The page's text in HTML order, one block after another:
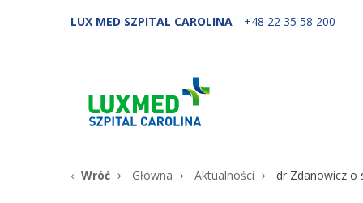
LUX MED SZPITAL CAROLINA +48 22 35 58 200
Wróć Główna Aktualności dr Zdanowicz o